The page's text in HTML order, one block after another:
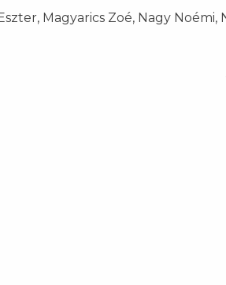
Magyarics Zoé, Nagy Noémi,